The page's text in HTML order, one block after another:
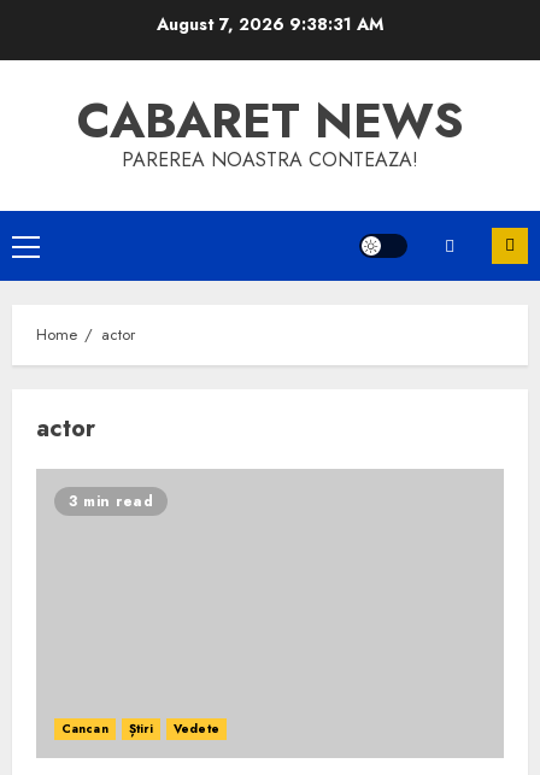
August 7, 2026 9:38:31 AM
CABARET NEWS
PAREREA NOASTRA CONTEAZA!
Primary
Menu
Home actor
actor
3 min read
Cancan Știri Vedete